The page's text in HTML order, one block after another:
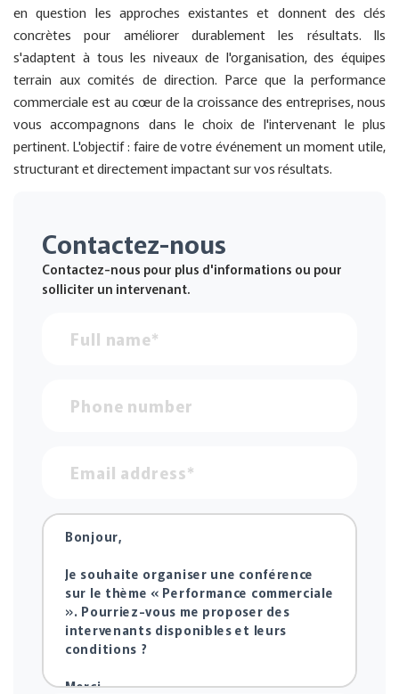
en question les approches existantes et donnent des clés
concrètes pour améliorer durablement les résultats. Ils
s'adaptent à tous les niveaux de l'organisation, des équipes
terrain aux comités de direction. Parce que la performance
commerciale est au cœur de la croissance des entreprises, nous
vous accompagnons dans le choix de l'intervenant le plus
pertinent. L'objectif : faire de votre événement un moment utile,
structurant et directement impactant sur vos résultats.
Contactez-nous
Contactez-nous pour plus d'informations ou pour
solliciter un intervenant.